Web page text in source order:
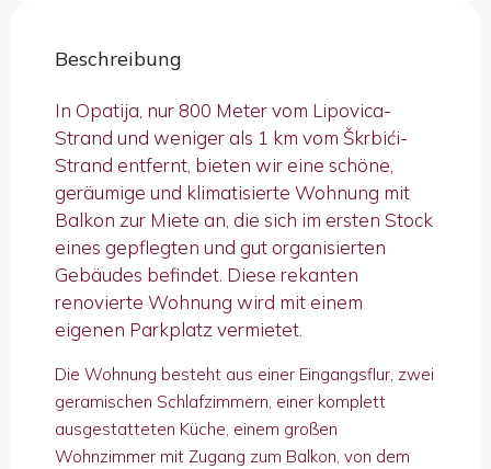
Beschreibung
In Opatija, nur 800 Meter vom Lipovica-
Strand und weniger als 1 km vom Škrbići-
Strand entfernt, bieten wir eine schöne,
geräumige und klimatisierte Wohnung mit
Balkon zur Miete an, die sich im ersten Stock
eines gepflegten und gut organisierten
Gebäudes befindet. Diese rekanten
renovierte Wohnung wird mit einem
eigenen Parkplatz vermietet.
Die Wohnung besteht aus einer Eingangsflur, zwei
geramischen Schlafzimmern, einer komplett
ausgestatteten Küche, einem großen
Wohnzimmer mit Zugang zum Balkon, von dem